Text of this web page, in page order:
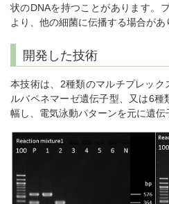
状のDNAを持つことがあります。
より、他の細菌に伝播する場合があ
開発した技術
本技術は、2種類のマルチプレック
ルバペネマーゼ遺伝子型、又は6
幅し、電気泳動パターンを元に遺伝